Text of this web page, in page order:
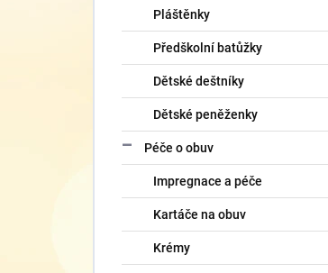
Pláštěnky
Předškolní batůžky
Dětské deštníky
Dětské peněženky
Péče o obuv
Impregnace a péče
Kartáče na obuv
Krémy